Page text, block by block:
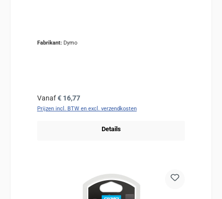
Fabrikant: Dymo
Normale prijs:
Vanaf€ 16,77
Prijzen incl. BTW en excl. verzendkosten
Details